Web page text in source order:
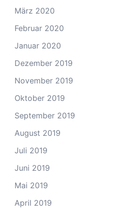
März 2020
Februar 2020
Januar 2020
Dezember 2019
November 2019
Oktober 2019
September 2019
August 2019
Juli 2019
Juni 2019
Mai 2019
April 2019